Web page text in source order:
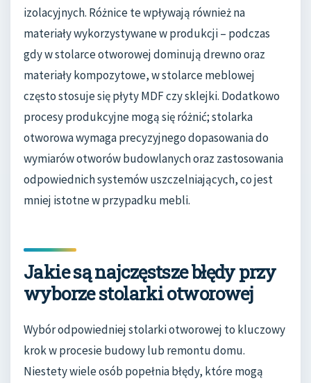
izolacyjnych. Różnice te wpływają również na
materiały wykorzystywane w produkcji – podczas
gdy w stolarce otworowej dominują drewno oraz
materiały kompozytowe, w stolarce meblowej
często stosuje się płyty MDF czy sklejki. Dodatkowo
procesy produkcyjne mogą się różnić; stolarka
otworowa wymaga precyzyjnego dopasowania do
wymiarów otworów budowlanych oraz zastosowania
odpowiednich systemów uszczelniających, co jest
mniej istotne w przypadku mebli.
Jakie są najczęstsze błędy przy
wyborze stolarki otworowej
Wybór odpowiedniej stolarki otworowej to kluczowy
krok w procesie budowy lub remontu domu.
Niestety wiele osób popełnia błędy, które mogą